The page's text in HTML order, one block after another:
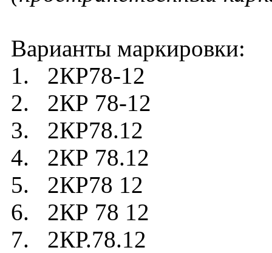
Варианты маркировки:
1. 2КР78-12
2. 2КР 78-12
3. 2КР78.12
4. 2КР 78.12
5. 2КР78 12
6. 2КР 78 12
7. 2КР.78.12